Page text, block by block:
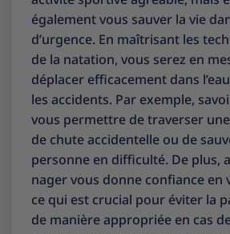
également vous sauver la vie
d’urgence. En maîtrisant les
de la natation, vous serez en
déplacer efficacement dans
les accidents. Par exemple,
vous permettre de traverser
de chute accidentelle ou de
personne en difficulté. De plus,
nager vous donne confiance en
ce qui est crucial pour éviter la
de manière appropriée en cas